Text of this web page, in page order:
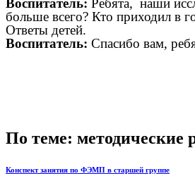
Воспитатель: Ребята, наши
больше всего? Кто приходил в
Ответы детей.
Воспитатель: Спасибо вам,
По теме: методические
Конспект занятия по ФЭМП в старшей группе